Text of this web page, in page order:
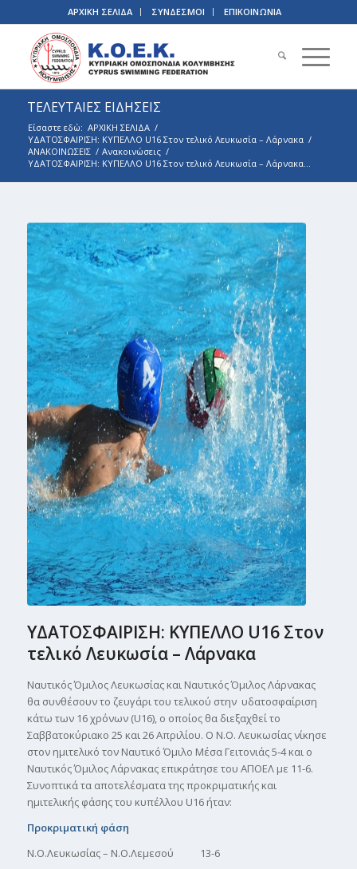
ΑΡΧΙΚΗ ΣΕΛΙΔΑ ΣΥΝΔΕΣΜΟΙ ΕΠΙΚΟΙΝΩΝΙΑ
ΤΕΛΕΥΤΑΙΕΣ ΕΙΔΗΣΕΙΣ
Είσαστε εδώ: ΑΡΧΙΚΗ ΣΕΛΙΔΑ /
ΥΔΑΤΟΣΦΑΙΡΙΣΗ: ΚΥΠΕΛΛΟ U16 Στον τελικό Λευκωσία – Λάρνακα /
ΑΝΑΚΟΙΝΩΣΕΙΣ / Ανακοινώσεις /
ΥΔΑΤΟΣΦΑΙΡΙΣΗ: ΚΥΠΕΛΛΟ U16 Στον τελικό Λευκωσία – Λάρνακα...
ΥΔΑΤΟΣΦΑΙΡΙΣΗ: ΚΥΠΕΛΛΟ U16 Στον
τελικό Λευκωσία – Λάρνακα
Ναυτικός Όμιλος Λευκωσίας και Ναυτικός Όμιλος Λάρνακας
θα συνθέσουν το ζευγάρι του τελικού στην υδατοσφαίριση
κάτω των 16 χρόνων (U16), ο οποίος θα διεξαχθεί το
Σαββατοκύριακο 25 και 26 Απριλίου. Ο Ν.Ο. Λευκωσίας νίκησε
στον ημιτελικό τον Ναυτικό Όμιλο Μέσα Γειτονιάς 5-4 και ο
Ναυτικός Όμιλος Λάρνακας επικράτησε του ΑΠΟΕΛ με 11-6.
Συνοπτικά τα αποτελέσματα της προκριματικής και
ημιτελικής φάσης του κυπέλλου U16 ήταν:
Προκριματική φάση
Ν.Ο.Λευκωσίας – Ν.Ο.Λεμεσού 13-6